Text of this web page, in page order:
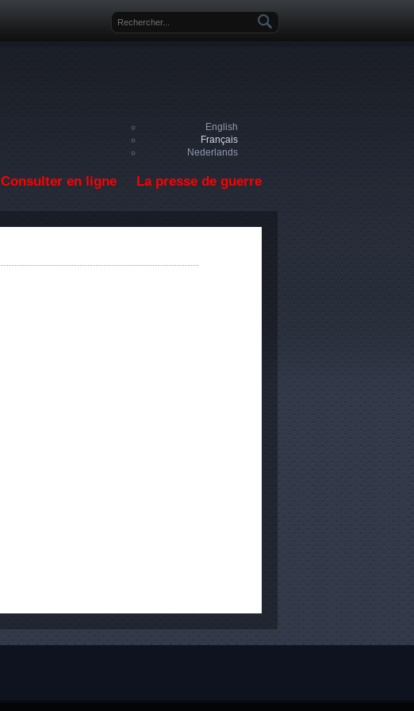
Formulaire de recherche
English
Français
Nederlands
Consulter en ligne La presse de guerre